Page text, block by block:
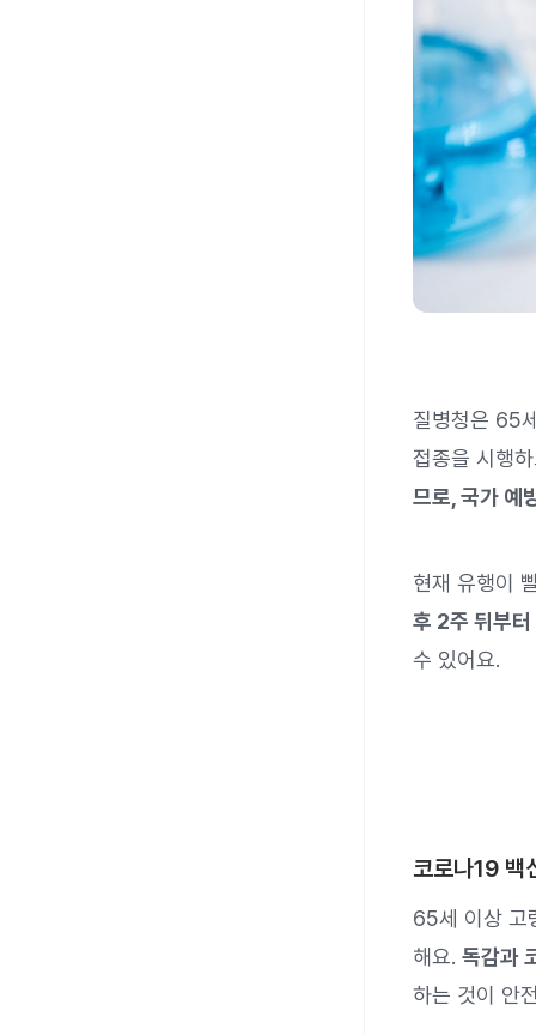
질병청은 65
접종을 시행
므로, 국가 예
현재 유행이
후 2주 뒤부터
수 있어요.
코로나19 백
65세 이상 고
해요. 독감과
하는 것이 안